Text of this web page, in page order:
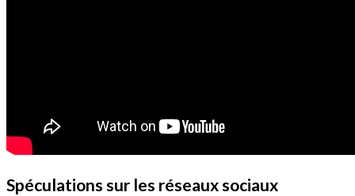
Spéculations sur les réseaux sociaux